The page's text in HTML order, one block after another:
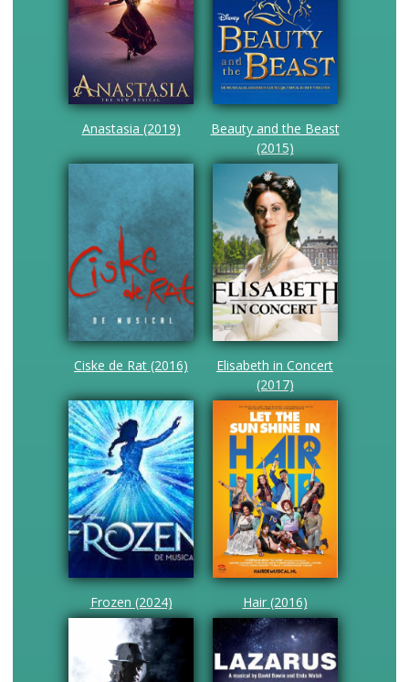
Anastasia (2019)
Beauty and the Beast
(2015)
Ciske de Rat (2016)
Elisabeth in Concert
(2017)
Frozen (2024) Hair (2016)